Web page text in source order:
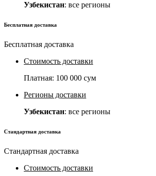
Узбекистан: все регионы
Бесплатная доставка
Бесплатная доставка
Стоимость доставки
Платная: 100 000 сум
Регионы доставки
Узбекистан: все регионы
Стандартная доставка
Стандартная доставка
Стоимость доставки